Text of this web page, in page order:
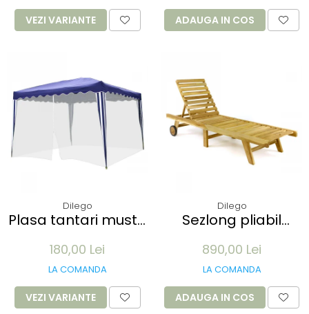
100 buc
VEZI VARIANTE ADAUGA IN COS
Dilego
Plasa tantari muste
- 12 m lungime -
culoare alb
180,00 Lei
LA COMANDA
VEZI VARIANTE
Dilego
Sezlong pliabil
TEAK 200x57x34 cm
- pliabil cu roti
890,00 Lei
LA COMANDA
ADAUGA IN COS